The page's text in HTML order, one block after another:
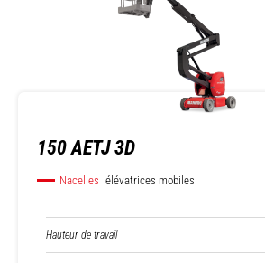
150 AETJ 3D
Nacelles élévatrices mobiles
Hauteur de travail